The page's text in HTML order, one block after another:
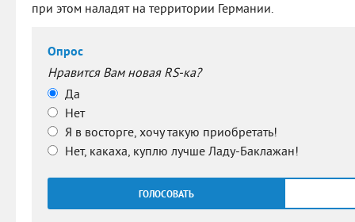
при этом наладят на территории Германии.
Опрос
Нравится Вам новая RS-ка?
Да
Нет
Я в восторге, хочу такую приобретать!
Нет, какаха, куплю лучше Ладу-Баклажан!
ГОЛОСОВАТЬ